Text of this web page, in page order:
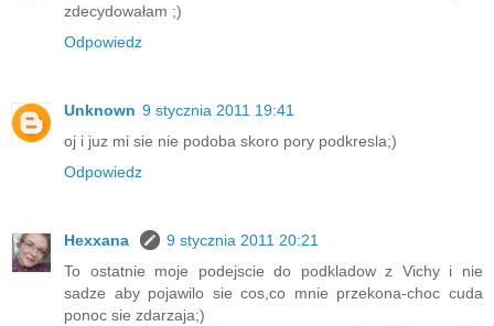
zdecydowałam ;)
Odpowiedz
Unknown 9 stycznia 2011 19:41
oj i juz mi sie nie podoba skoro pory podkresla;)
Odpowiedz
Hexxana
9 stycznia 2011 20:21
To ostatnie moje podejscie do podkladow z Vichy i nie
sadze aby pojawilo sie cos,co mnie przekona-choc cuda
ponoc sie zdarzaja;)